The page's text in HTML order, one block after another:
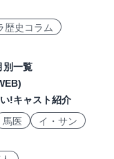
歴史コラム
別一覧
!キャスト紹介
馬医
イ・サン